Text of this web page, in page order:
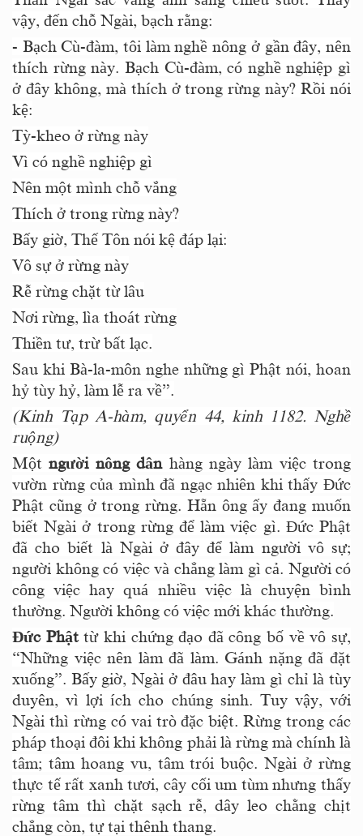
vậy, đến chỗ Ngài, bạch rằng:
- Bạch Cù-đàm, tôi làm nghề nông ở gần đây, nên
thích rừng này. Bạch Cù-đàm, có nghề nghiệp gì
ở đây không, mà thích ở trong rừng này? Rồi nói
kệ:
Tỳ-kheo ở rừng này
Vì có nghề nghiệp gì
Nên một mình chỗ vắng
Thích ở trong rừng này?
Bấy giờ, Thế Tôn nói kệ đáp lại:
Vô sự ở rừng này
Rễ rừng chặt từ lâu
Nơi rừng, lìa thoát rừng
Thiền tư, trừ bất lạc.
Sau khi Bà-la-môn nghe những gì Phật nói, hoan
hỷ tùy hỷ, làm lễ ra về”.
(Kinh Tạp A-hàm, quyển 44, kinh 1182. Nghề
ruộng)
Mộtngười nông dân hàng ngày làm việc trong
vườn rừng của mình đã ngạc nhiên khi thấy Đức
Phật cũng ở trong rừng. Hẵn ông ấy đang muốn
biết Ngài ở trong rừng để làm việc gì. Đức Phật
đã cho biết là Ngài ở đây để làm người vô sự;
người không có việc và chẳng làm gì cả. Người có
công việc hay quá nhiều việc là chuyện bình
thường. Người không có việc mới khác thường.
Đức Phậttừ khi chứng đạo đã công bố về vô sự,
“Những việc nên làm đã làm. Gánh nặng đã đặt
xuống”. Bấy giờ, Ngài ở đâu hay làm gì chỉ là tùy
duyên, vì lợi ích cho chúng sinh. Tuy vậy, với
Ngài thì rừng có vai trò đặc biệt. Rừng trong các
pháp thoại đôi khi không phải là rừng mà chính là
tâm; tâm hoang vu, tâm trói buộc. Ngài ở rừng
thực tế rất xanh tươi, cây cối um tùm nhưng thấy
rừng tâm thì chặt sạch rễ, dây leo chằng chịt
chẳng còn, tự tại thênh thang.